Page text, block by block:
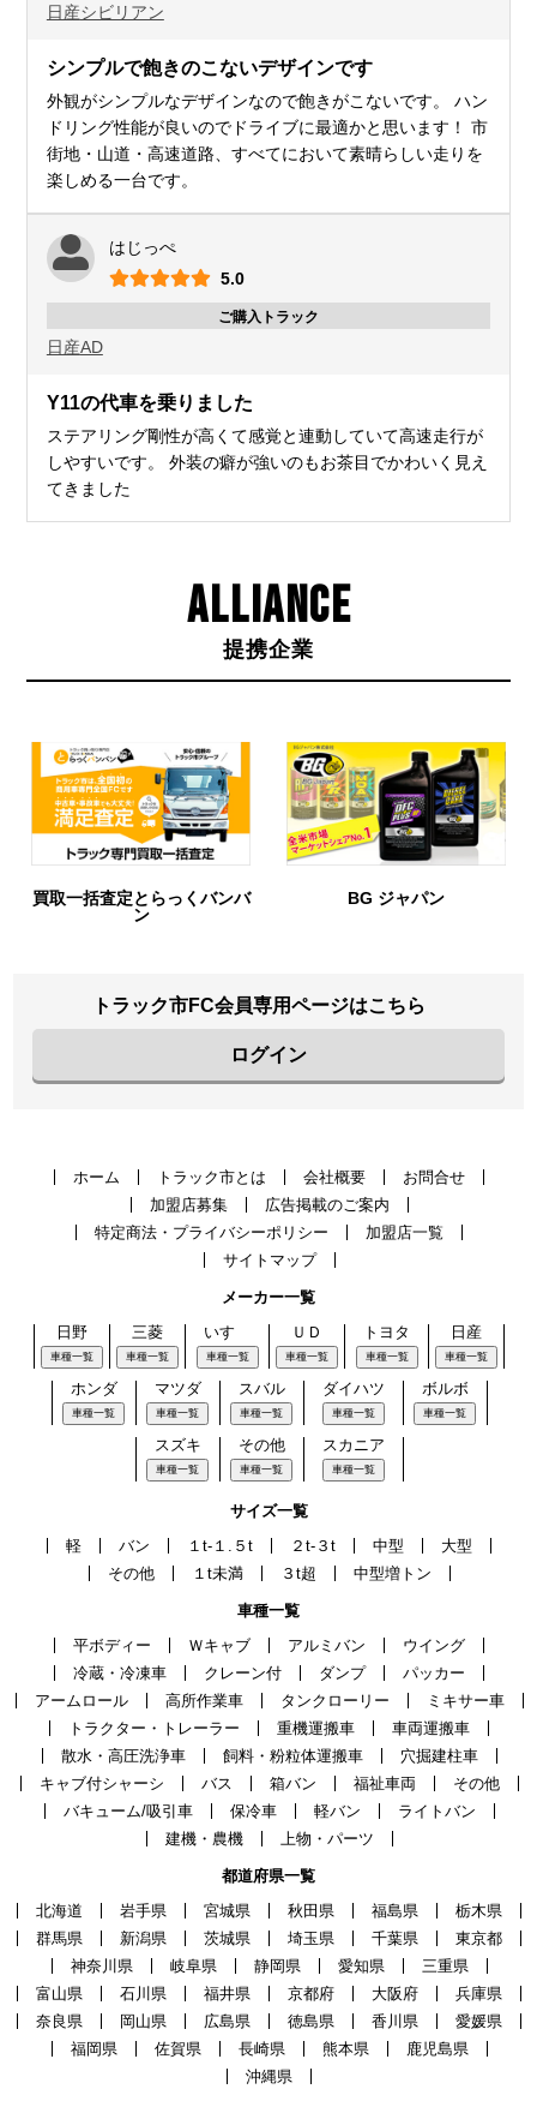
日産シビリアン
シンプルで飽きのこないデザインです
外観がシンプルなデザインなので飽きがこないです。 ハン
ドリング性能が良いのでドライブに最適かと思います！ 市
街地・山道・高速道路、すべてにおいて素晴らしい走りを
楽しめる一台です。
はじっぺ
5.0
ご購入トラック
日産AD
Y11の代車を乗りました
ステアリング剛性が高くて感覚と連動していて高速走行が
しやすいです。 外装の癖が強いのもお茶目でかわいく見え
てきました
ALLIANCE
提携企業
ンバ BG ジャパン URIHO
トラック市FC会員専用ページはこちら
ログイン
ホーム トラック市とは 会社概要
お問合せ
加盟店募集
広告掲載のご案内
特定商法・プライバシーポリシー
加盟店一覧
サイトマップ
メーカー一覧
日野
車種一覧
三菱
車種一覧
いすゞ
車種一覧
ＵＤ
車種一覧
トヨタ
車種一覧
日産
車種一覧
ホンダ
車種一覧
マツダ
車種一覧
スバル
車種一覧
ダイハツ
車種一覧
ボルボ
車種一覧
スズキ
車種一覧
その他
車種一覧
スカニア
車種一覧
サイズ一覧
軽
バン １t-１.５t ２t-３t 中型
大型
その他
１t未満 ３t超 中型増トン
車種一覧
平ボディー
Ｗキャブ アルミバン
ウイング
冷蔵・冷凍車
クレーン付 ダンプ
パッカー
アームロール
高所作業車 タンクローリー
ミキサー車
トラクター・トレーラー
重機運搬車
車両運搬車
散水・高圧洗浄車
飼料・粉粒体運搬車
穴掘建柱車
キャブ付シャーシ
バス 箱バン 福祉車両
その他
バキューム/吸引車
保冷車 軽バン
ライトバン
建機・農機
上物・パーツ
都道府県一覧
北海道
岩手県 宮城県 秋田県 福島県
栃木県
群馬県
新潟県 茨城県 埼玉県 千葉県
東京都
神奈川県
岐阜県 静岡県 愛知県
三重県
富山県
石川県 福井県 京都府 大阪府
兵庫県
奈良県
岡山県 広島県 徳島県 香川県
愛媛県
福岡県
佐賀県 長崎県 熊本県
鹿児島県
沖縄県